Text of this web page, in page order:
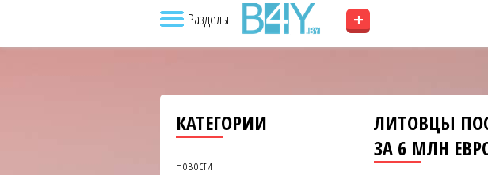
Разделы +
КАТЕГОРИИ
Новости
ЛИТОВЦЫ
ЗА 6 МЛН